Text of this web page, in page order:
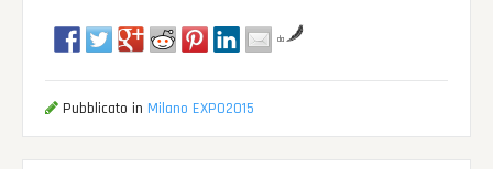
da
Pubblicato in Milano EXPO2015